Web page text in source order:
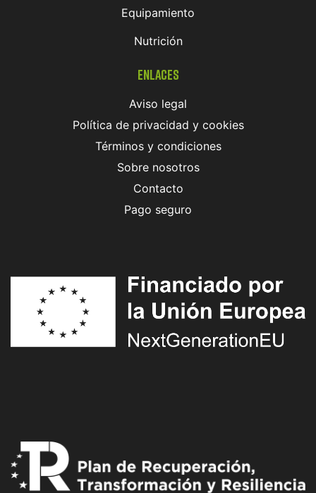
Equipamiento
Nutrición
Enlaces
Aviso legal
Política de privacidad y cookies
Términos y condiciones
Sobre nosotros
Contacto
Pago seguro